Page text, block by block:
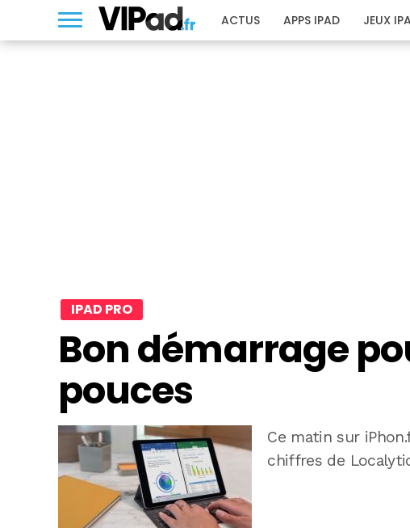
ACTUS APPS IPAD JEUX
IPAD PRO
Bon démarrage
pouces
Ce matin sur
chiffres de